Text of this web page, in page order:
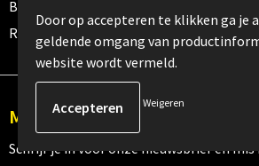
Betaalmethoden
Retourneren
Meld je aan voor onze
Schrijf je in voor onze nieuwsbrief en
Door op accepteren te klikken ga je
geldende omgang van
website wordt vermeld.
Weigeren